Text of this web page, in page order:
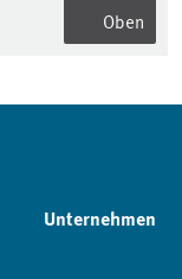
Oben
Unternehmen